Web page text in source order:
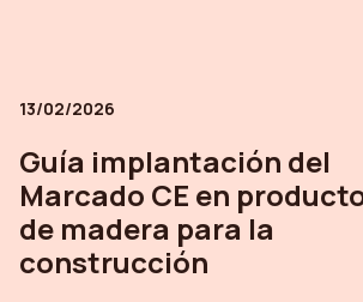
13/02/2026
Guía implantación del
Marcado CE en
de madera para la
construcción